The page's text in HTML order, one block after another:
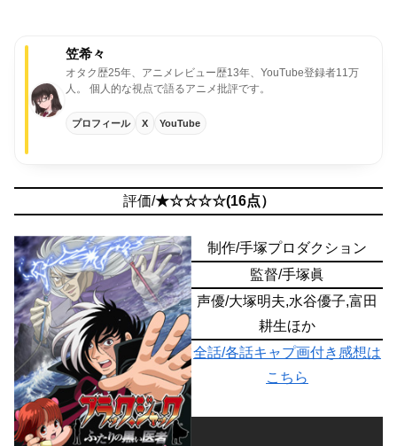
笠希々
オタク歴25年、アニメレビュー歴13年、YouTube登録者11万
人。
個人的な視点で語るアニメ批評です。
プロフィール X YouTube
評価/★☆☆☆☆(16点）
制作/手塚プロダクション
監督/手塚眞
声優/大塚明夫,水谷優子,富田
耕生ほか
全話/各話キャプ画付き感想は
こちら